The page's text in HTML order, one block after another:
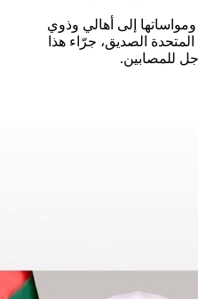
إلى أهالي وذوي
الصديق، جرّاء هذا
للمصابين.